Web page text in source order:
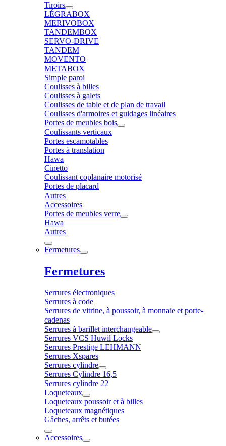
Tiroirs
LÉGRABOX
MERIVOBOX
TANDEMBOX
SERVO-DRIVE
TANDEM
MOVENTO
METABOX
Simple paroi
Coulisses à billes
Coulisses à galets
Coulisses de table et de plan de travail
Coulisses d'armoires et guidages linéaires
Portes de meubles bois
Coulissants verticaux
Portes escamotables
Portes à translation
Hawa
Cinetto
Coulissant coplanaire motorisé
Portes de placard
Autres
Accessoires
Portes de meubles verre
Hawa
Autres
Fermetures
Fermetures
Serrures électroniques
Serrures à code
Serrures de vitrine, à poussoir, à monnaie et porte-
cadenas
Serrures à barillet interchangeable
Serrures VCS Huwil Locks
Serrures Prestige LEHMANN
Serrures Xspares
Serrures cylindre
Serrures Cylindre 16,5
Serrures cylindre 22
Loqueteaux
Loqueteaux poussoir et à billes
Loqueteaux magnétiques
Gâches, arrêts et butées
Accessoires